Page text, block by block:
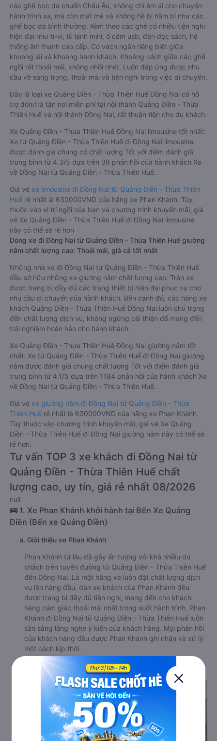
các ghế bọc da chuẩn Châu Âu, không chỉ êm ái cho chuyến
hành trình xa, mà còn mát mẻ và không hề bị hầm bí như các
ghế bọc da bình thường. Kèm theo các ghế có nhiều tiện nghi
hiện đại như ti-vi, tủ lạnh mini, ổ cắm usb, đèn đọc sách, hệ
thống âm thanh cao cấp. Có vách ngăn riêng biệt giữa
khoang lái và khoang hành khách. Khoảng cách giữa các ghế
ngồi rất thoải mái, không nhồi nhét. Luôn đáp ứng được nhu
cầu về sang trọng, thoải mái và tiện nghi trong việc di chuyển.
Đây là loại xe Quảng Điền - Thừa Thiên Huế Đồng Nai có hỗ
trợ đón/trả tận nơi miễn phí tại nội thành Quảng Điền - Thừa
Thiên Huế và nội thành Đồng Nai, rất thuận tiện cho du khách.
Xe Quảng Điền - Thừa Thiên Huế Đồng Nai limousine tốt nhất:
Xe từ Quảng Điền - Thừa Thiên Huế đi Đồng Nai limousine
được đánh giá chung có chất lượng Tốt với điểm đánh giá
trung bình từ 4.3/5 dựa trên 39 phản hồi của hành khách Xe
về Đồng Nai từ Quảng Điền - Thừa Thiên Huế.
Giá vé xe limousine đi Đồng Nai từ Quảng Điền - Thừa Thiên
Huế rẻ nhất là 630000VND của hãng xe Phan Khánh. Tùy
thuộc vào vị trí ngồi của bạn và chương trình khuyến mãi, giá
vé Xe Quảng Điền - Thừa Thiên Huế đi Đồng Nai limousine
này có thể sẽ rẻ hơn
Dòng xe đi Đồng Nai từ Quảng Điền - Thừa Thiên Huế giường
nằm chất lượng cao: Thoải mái, giá cả tốt nhất
Những nhà xe đi Đồng Nai từ Quảng Điền - Thừa Thiên Huế
đều sở hữu những xe giường nằm chất lượng cao. Trên xe
được trang bị đầy đủ các trang thiết bị hiện đại phục vụ cho
nhu cầu di chuyển của hành khách. Bên cạnh đó, các hãng xe
khách Quảng Điền - Thừa Thiên Huế Đồng Nai luôn chú trọng
đến chất lượng dịch vụ, không ngừng cải thiện để mang đến
trải nghiệm hoàn hảo cho hành khách.
Xe Quảng Điền - Thừa Thiên Huế Đồng Nai giường nằm tốt
nhất: Xe từ Quảng Điền - Thừa Thiên Huế đi Đồng Nai giường
nằm được đánh giá chung chất lượng Tốt với điểm đánh giá
trung bình từ 4.1/5 dựa trên 1184 phản hồi của hành khách Xe
về Đồng Nai từ Quảng Điền - Thừa Thiên Huế.
Giá vé xe giường nằm đi Đồng Nai từ Quảng Điền - Thừa
Thiên Huế rẻ nhất là 630000VND của hãng xe Phan Khánh.
Tùy thuộc vào chương trình khuyến mãi, giá vé Xe Quảng
Điền - Thừa Thiên Huế đi Đồng Nai giường nằm này có thể sẽ
rẻ hơn.
Tư vấn TOP 3 xe khách đi Đồng Nai từ
Quảng Điền - Thừa Thiên Huế chất
lượng cao, uy tín, giá rẻ nhất 08/2026
null
🚌 1. Xe Phan Khánh khởi hành tại Bến Xe Quảng
Điền (Bến xe Quảng Điền)
a. Giới thiệu xe Phan Khánh
Phan Khánh từ lâu đã gây ấn tượng với khá nhiều du
khách trên tuyến đường từ Quảng Điền - Thừa Thiên Huế
đến Đồng Nai. Là một hãng xe luôn đặt chất lượng dịch
vụ lên hàng đầu, dàn xe khách của Phan Khánh đều
được trang bị đầy đủ tiện nghi, mang đến cho khách
hàng cảm giác thoải mái nhất trong suốt hành trình. Phan
Khánh đi Đồng Nai từ Quảng Điền - Thừa Thiên Huế luôn
sẵn sàng lắng nghe ý kiến của khách hàng. Mọi phản hồi
của khách hàng đều được Phan Khánh ghi nhận và xử lý
một cách kịp thời.
b. Hình ảnh xe Phan Khánh